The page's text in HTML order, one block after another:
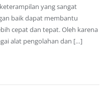
yang sangat
baik dapat membantu
cepat dan tepat. Oleh karena
alat pengolahan dan […]